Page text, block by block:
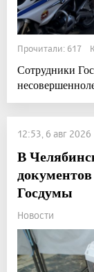
Прочитали: 617
Сотрудники
12:53, 6 авг 2026
В
Госдумы
Новости